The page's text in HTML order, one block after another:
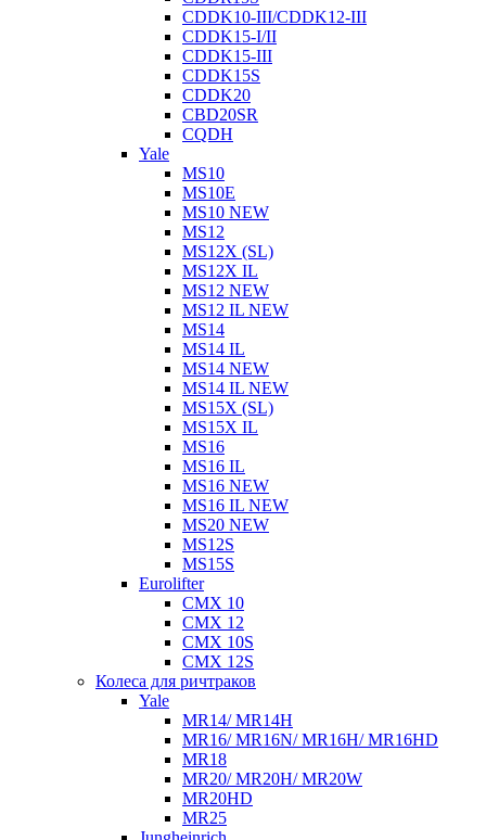
CDDK10-III/CDDK12-III
CDDK15-I/II
CDDK15-III
CDDK15S
CDDK20
CBD20SR
CQDH
Yale
MS10
MS10E
MS10 NEW
MS12
MS12X (SL)
MS12X IL
MS12 NEW
MS12 IL NEW
MS14
MS14 IL
MS14 NEW
MS14 IL NEW
MS15X (SL)
MS15X IL
MS16
MS16 IL
MS16 NEW
MS16 IL NEW
MS20 NEW
MS12S
MS15S
Eurolifter
CMX 10
CMX 12
CMX 10S
CMX 12S
Колеса для ричтраков
Yale
MR14/ MR14H
MR16/ MR16N/ MR16H/ MR16HD
MR18
MR20/ MR20H/ MR20W
MR20HD
MR25